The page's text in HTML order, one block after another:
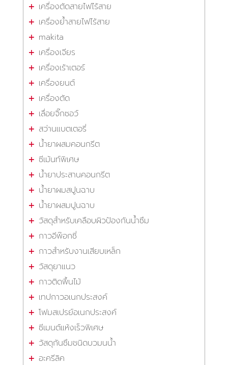
เครื่องตัดสายไฟไร้สาย
เครื่องย้ำสายไฟไร้สาย
makita
เครื่องเจียร
เครื่องเร้าเตอร์
เครื่องยนต์
เครื่องตัด
เลื่อยจิ๊กซอว์
สว่านแบตเตอรี่
น้ำยาผสมคอนกรีต
ซีเม้นท์พิเศษ
น้ำยาประสานคอนกรีต
น้ำยาผมสปูนฉาบ
น้ำยาผสมปูนฉาบ
วัสดุสำหรับเคลือบผิวป้องกันน้ำซึม
กาวอีพ๊อกซี่
กาวสำหรับงานเสียบเหล็ก
วัสดุยาแนว
กาวติดพื้นไม้
เทปกาวอเนกประสงค์
โฟมสเปรย์อเนกประสงค์
ซีเมนต์แห้งเร็วพิเศษ
วัสดุกันซึมชนิดบวมนน้ำ
อะครีลิค